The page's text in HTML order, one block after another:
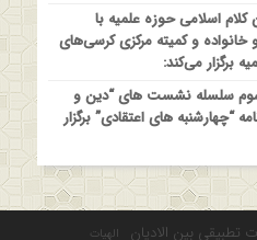
اسلامی حوزه علمیه با
و کمیته مرکزی کرسی‌های
برگزار می‌کند:
سلسله نشست های “دین و
“چهارشنبه های اعتقادی” برگزار
تطبیقی بین الادیان الهیات